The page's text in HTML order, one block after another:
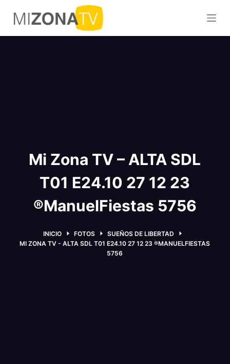
S
a
l
Mi Zona TV – ALTA SDL
T01 E24.10 27 12 23
®ManuelFiestas 5756
INICIO FOTOS
SUEÑOS DE LIBERTAD
MI ZONA TV - ALTA SDL T01 E24.10 27 12 23 ®MANUELFIESTAS
5756